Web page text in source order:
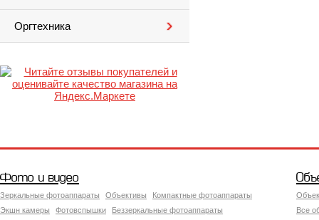
Оргтехника
Фото и видео
Зеркальные фотоаппараты Объективы
Компактные фотоаппараты
Экшн камеры
Фотовспышки
Беззеркальные фотоаппараты
Все